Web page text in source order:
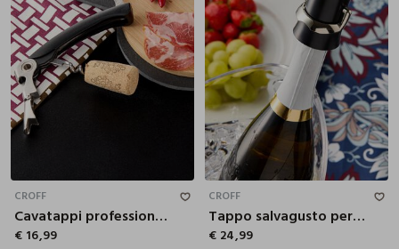
CROFF
Cavatappi professionale a doppia cerniera
€ 16,99
4.5X8 CM
CROFF
Tappo salvagusto per spumante
€ 24,99